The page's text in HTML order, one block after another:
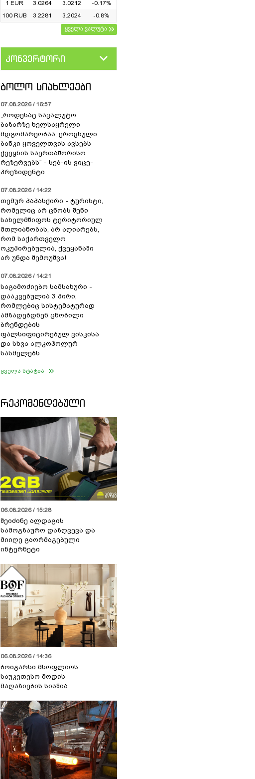
1 EUR
3.0264 3.0212
-0.17%
100 RUB
3.2281 3.2024
-0.8%
ყველა ვალუტა
კონვერტორი
ᲑᲝᲚᲝ ᲡᲘᲐᲮᲚᲔᲔᲑᲘ
07.08.2026 / 16:57
„როდესაც სავალუტო
ბაზარზე ხელსაყრელი
მდგომარეობაა, ეროვნული
ბანკი ყოველთვის ავსებს
ქვეყნის საერთაშორისო
რეზერვებს“ - სებ-ის ვიცე-
პრეზიდენტი
07.08.2026 / 14:22
თემურ პაპასქირი - ტურისტი,
რომელიც არ ცნობს შენი
სახელმწიფოს ტერიტორიულ
მთლიანობას, არ აღიარებს,
რომ საქართველო
ოკუპირებულია, ქვეყანაში
არ უნდა შემოუშვა!
07.08.2026 / 14:21
საგამოძიებო სამსახური -
დააკვებულია 3 პირი,
რომლებიც სისტემატურად
ამზადებდნენ ცნობილი
ბრენდების
ფალსიფიცირებულ ვისკისა
და სხვა ალკოჰოლურ
სასმელებს
ყველა სტატია
ᲠᲔᲙᲝᲛᲔᲜᲓᲔᲑᲣᲚᲘ
06.08.2026 / 15:28
შეიძინე ალდაგის
სამოგზაურო დაზღვევა და
მიიღე გაორმაგებული
ინტერნეტი
06.08.2026 / 14:36
ბოიგარსი მსოფლიოს
საუკეთესო მოდის
მაღაზიების სიაშია